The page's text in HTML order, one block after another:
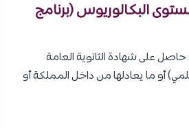
البكالوريوس (برنامج
على شهادة الثانوية العامة
أو ما يعادلها من داخل المملكة أو